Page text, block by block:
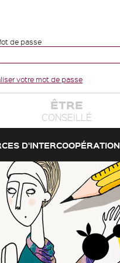
de passe
votre mot de passe
ÊTRE
CONSEILLÉ
D'INTERCOOPÉRATION